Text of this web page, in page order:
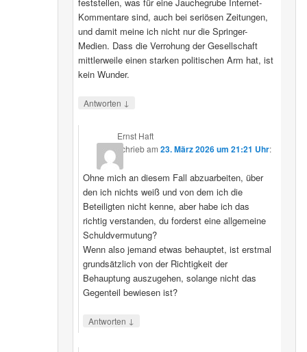
Kommentare sind, auch bei seriösen Zeitungen,
und damit meine ich nicht nur die Springer-
Medien. Dass die Verrohung der Gesellschaft
mittlerweile einen starken politischen Arm hat, ist
kein Wunder.
Antworten ↓
Ernst Haft
schriebam23. März 2026 um 21:21 Uhr:
Ohne mich an diesem Fall abzuarbeiten, über
den ich nichts weiß und von dem ich die
Beteiligten nicht kenne, aber habe ich das
richtig verstanden, du forderst eine allgemeine
Schuldvermutung?
Wenn also jemand etwas behauptet, ist erstmal
grundsätzlich von der Richtigkeit der
Behauptung auszugehen, solange nicht das
Gegenteil bewiesen ist?
Antworten ↓